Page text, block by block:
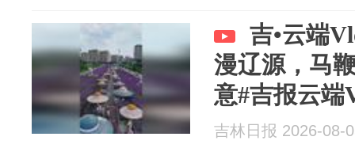
吉•云端
漫辽源，马
意#吉报云端
（作者：石
吉林日报 2026-08-